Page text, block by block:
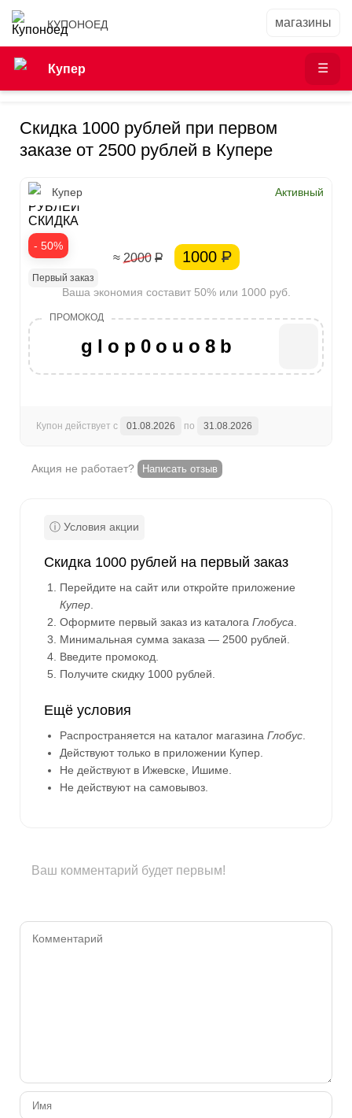
КУПОНОЕД
Купер
Скидка 1000 рублей при первом
заказе от 2500 рублей в Купере
- 50%
1000
РУБЛЕЙ
СКИДКА
Купер Активный
≈ 2000 Р 1000 Р
Ваша экономия составит 50% или 1000 руб.
glop0ouo8b
Первый заказ
Купон действует с 01.08.2026 по 31.08.2026
Акция не работает? Написать отзыв
Скидка 1000 рублей на первый заказ
Перейдите на сайт или откройте приложение
Купер
Оформите первый заказ из каталога Глобуса
Минимальная сумма заказа — 2500 рублей.
Введите промокод.
Получите скидку 1000 рублей.
Ещё условия
Распространяется на каталог магазина Глобус
Действуют только в приложении Купер.
Не действуют в Ижевске, Ишиме.
Не действуют на самовывоз.
Ваш комментарий будет первым!